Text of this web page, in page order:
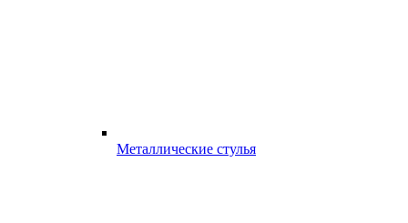
Металлические стулья